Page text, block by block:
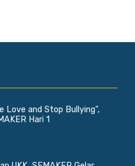
Love and Stop Bullying",
Hari 1